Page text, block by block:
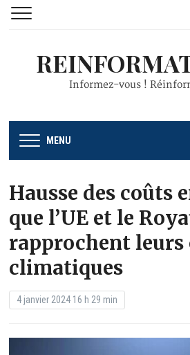
Informez-vous !
MENU
Hausse des coûts
que l’UE et le
rapprochent leurs
climatiques
4 janvier 2024 16 h 29 min